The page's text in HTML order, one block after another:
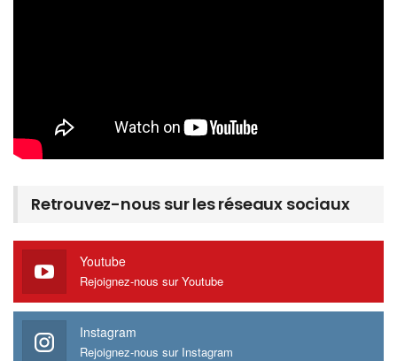
Retrouvez-nous sur les réseaux sociaux
Youtube
Rejoignez-nous sur Youtube
Instagram
Rejoignez-nous sur Instagram